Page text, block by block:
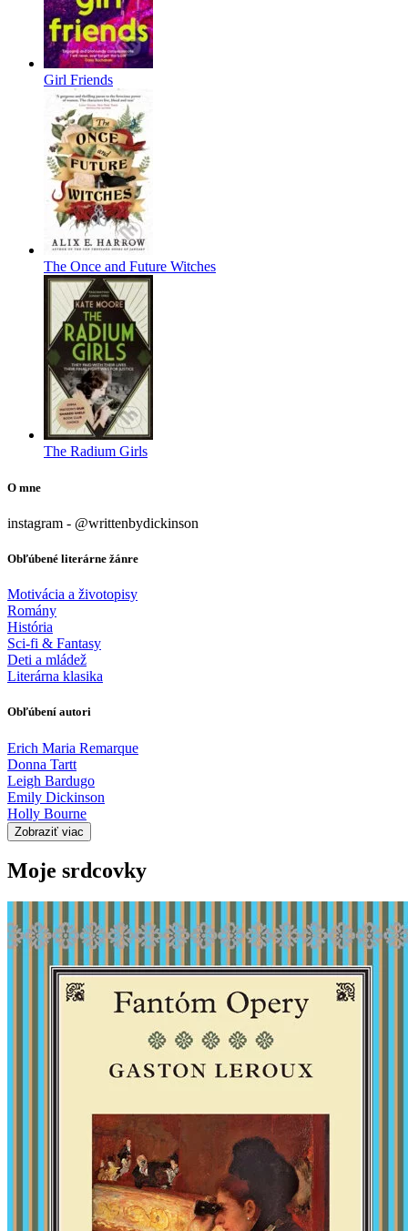
Girl Friends
The Once and Future Witches
The Radium Girls
O mne
instagram - @writtenbydickinson
Obľúbené literárne žánre
Motivácia a životopisy
Romány
História
Sci-fi & Fantasy
Deti a mládež
Literárna klasika
Obľúbení autori
Erich Maria Remarque
Donna Tartt
Leigh Bardugo
Emily Dickinson
Holly Bourne
Zobraziť viac
Moje srdcovky